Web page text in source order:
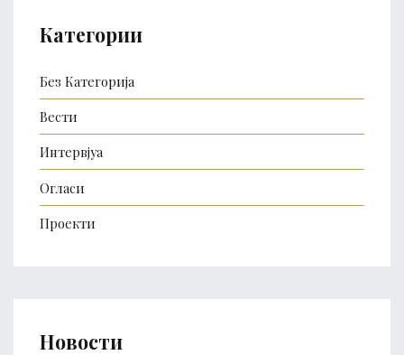
Категории
Без Категорија
Вести
Интервјуа
Огласи
Проекти
Новости